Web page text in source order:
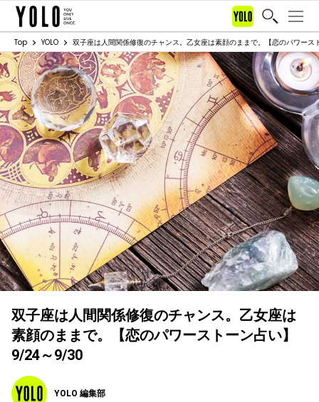
Top YOLO 双子座は人間関係修復のチャンス。乙女座は素顔のままで。【恋のパワー
双子座は人間関係修復のチャンス。乙女座は
素顔のままで。【恋のパワーストーン占い】
9/24～9/30
YOLO 編集部